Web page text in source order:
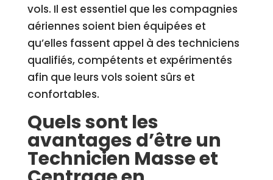
vols. Il est essentiel que les compagnies
aériennes soient bien équipées et
qu’elles fassent appel à des techniciens
qualifiés, compétents et expérimentés
afin que leurs vols soient sûrs et
confortables.
Quels sont les
avantages d’être un
Technicien Masse et